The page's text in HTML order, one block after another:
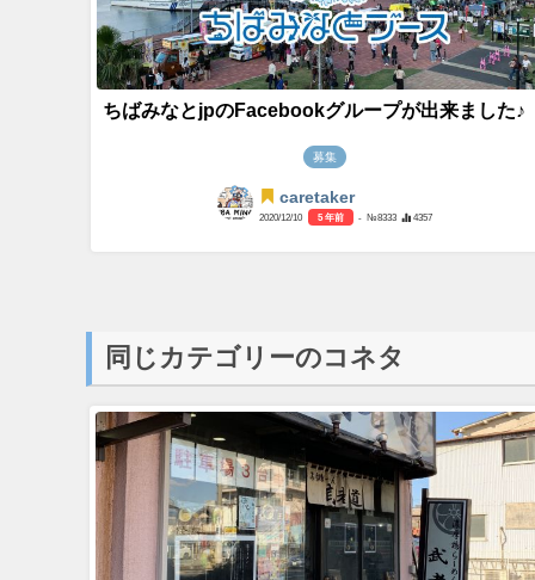
ちばみなとjpのFacebookグループが出来ました♪
募集
caretaker
2020/12/10 5 年前 - №8333 4357
同じカテゴリーのコネタ